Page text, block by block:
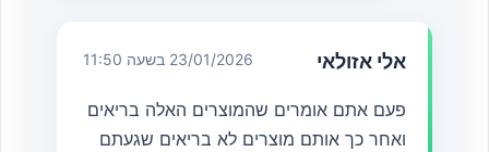
אלי אזולאי 23/01/2026 בשעה 11:50
פעם אתם אומרים שהמוצרים האלה בריאים
ואחר כך אותם מוצרים לא בריאים שגעתם